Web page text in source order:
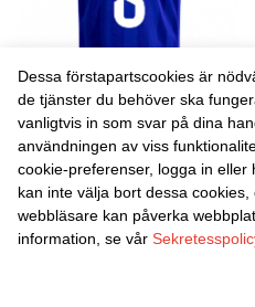
Danxen Barn Mauro
Arambarri #8 Blå Röd Gul
Hemmatröja Matchtröjor
2025/26 Tröjor T-Tröja
452,00Skr
Dessa förstapartscookies är
de tjänster du behöver ska
vanligtvis in som svar på dina
användningen av viss
cookie-preferenser, logga in eller
kan inte välja bort dessa
webbläsare kan påverka
information, se vår